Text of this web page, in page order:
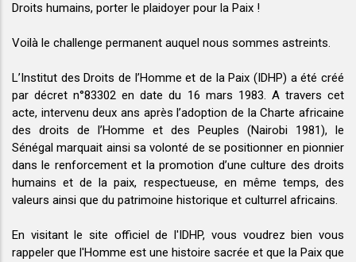
Droits humains, porter le plaidoyer pour la Paix !
Voilà le challenge permanent auquel nous sommes astreints.
L’Institut des Droits de l’Homme et de la Paix (IDHP) a été créé
par décret n°83302 en date du 16 mars 1983. A travers cet
acte, intervenu deux ans après l’adoption de la Charte africaine
des droits de l’Homme et des Peuples (Nairobi 1981), le
Sénégal marquait ainsi sa volonté de se positionner en pionnier
dans le renforcement et la promotion d’une culture des droits
humains et de la paix, respectueuse, en même temps, des
valeurs ainsi que du patrimoine historique et culturrel africains.
En visitant le site officiel de l'IDHP, vous voudrez bien vous
rappeler que l'Homme est une histoire sacrée et que la Paix que